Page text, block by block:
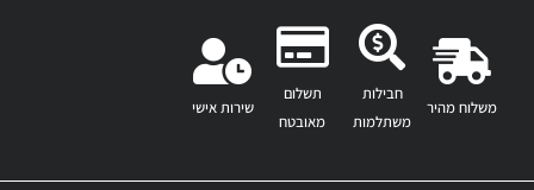
משלוח מהיר
חבילות
משתלמות
תשלום
מאובטח
שירות אישי